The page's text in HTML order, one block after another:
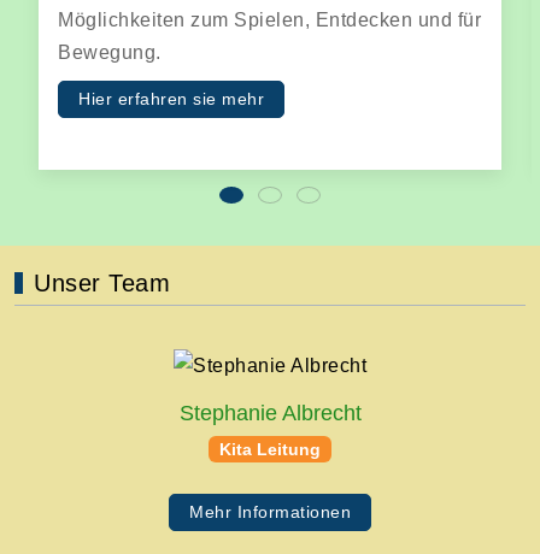
als Pädagogen die Kinder gezielt an. Wir
fördern und geben Freiraum für eigene
Erfahrungen.
Unser Team
Stephanie Albrecht
Kita Leitung
Mehr Informationen